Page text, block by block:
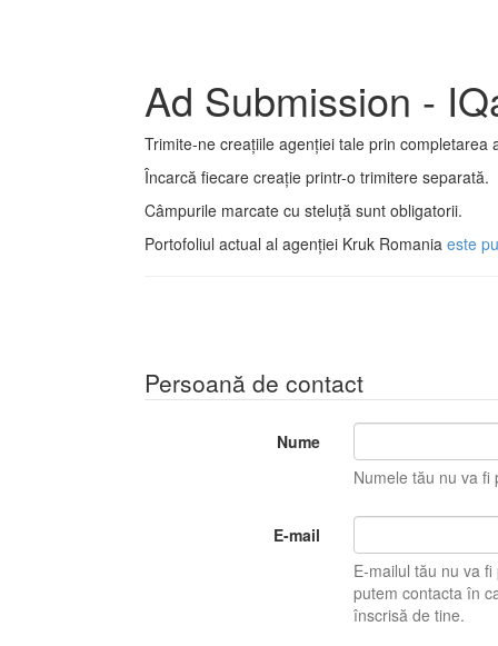
Ad Submission -
Trimite-ne creațiile agenției tale prin completarea
Încarcă fiecare creație printr-o trimitere separată.
Câmpurile marcate cu steluță sunt obligatorii.
Portofoliul actual al agenției Kruk Romania este
Persoană de contact
Nume
Numele tău nu va fi
E-mail
E-mailul tău nu va fi
putem contacta în
înscrisă de tine.